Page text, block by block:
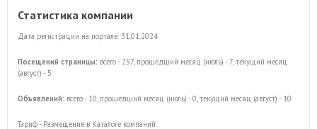
Статистика компании
Дата регистрации на портале: 31.01.2024
Посещений страницы: всего - 257, прошедший месяц (июль) - 7, текущий месяц
(август) - 5
Объявлений: всего - 10, прошедший месяц (июль) - 0, текущий месяц (август) - 10
Тариф - Размещение в Каталоге компаний